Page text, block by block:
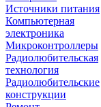
Источники питания
Компьютерная
электроника
Микроконтроллеры
Радиолюбительская
технология
Радиолюбительские
конструкции